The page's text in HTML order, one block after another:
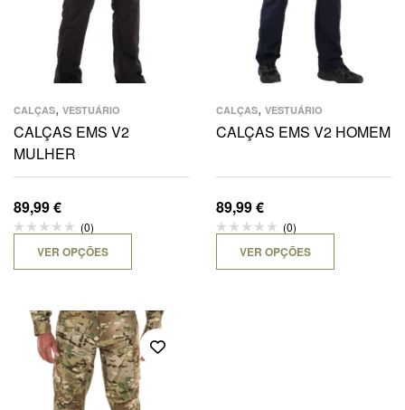
CALÇAS, VESTUÁRIO
CALÇAS EMS V2
MULHER
89,99€
(0)
VER OPÇÕES
CALÇAS, VESTUÁRIO
CALÇAS EMS V2 HOMEM
89,99€
(0)
VER OPÇÕES